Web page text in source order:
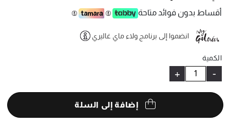
أقساط بدون فوائد متاحة
انضموا إلى برنامج ولاء ماي غاليري
الكمية
-
+
إضافة إلى السلة